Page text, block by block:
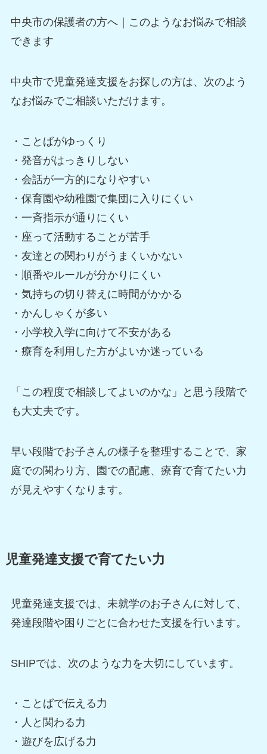
中央市の保護者の方へ｜このようなお悩みで相談
できます
中央市で児童発達支援をお探しの方は、次のよう
なお悩みでご相談いただけます。
・ことばがゆっくり
・発音がはっきりしない
・会話が一方的になりやすい
・保育園や幼稚園で集団に入りにくい
・一斉指示が通りにくい
・座って活動することが苦手
・友達との関わりがうまくいかない
・順番やルールが分かりにくい
・気持ちの切り替えに時間がかかる
・かんしゃくが多い
・小学校入学に向けて不安がある
・療育を利用した方がよいか迷っている
「この程度で相談してよいのかな」と思う段階で
も大丈夫です。
早い段階でお子さんの様子を整理することで、家
庭での関わり方、園での配慮、療育で育てたい力
が見えやすくなります。
児童発達支援で育てたい力
児童発達支援では、未就学のお子さんに対して、
発達段階や困りごとに合わせた支援を行います。
SHIPでは、次のような力を大切にしています。
・ことばで伝える力
・人と関わる力
・遊びを広げる力